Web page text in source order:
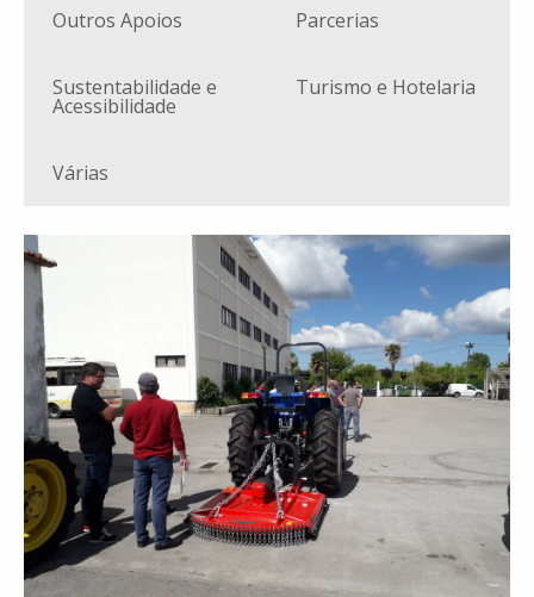
Outros Apoios Parcerias
Sustentabilidade e
Acessibilidade
Turismo e Hotelaria
Várias